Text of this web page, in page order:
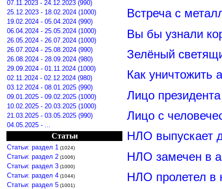
07.11.2023 - 24.12.2023 (990)
25.12.2023 - 18.02.2024 (1000)
19.02.2024 - 05.04.2024 (990)
06.04.2024 - 25.05.2024 (1000)
26.05.2024 - 26.07.2024 (1000)
26.07.2024 - 25.08.2024 (990)
26.08.2024 - 28.09.2024 (980)
29.09.2024 - 01.11.2024 (1000)
02.11.2024 - 02.12.2024 (980)
03.12.2024 - 08.01.2025 (990)
09.01.2025 - 09.02.2025 (1000)
10.02.2025 - 20.03.2025 (1000)
21.03.2025 - 03.05.2025 (990)
04.05.2025 - ...
Статьи
Статьи: раздел 1 (1024)
Статьи: раздел 2 (1006)
Статьи: раздел 3 (1000)
Статьи: раздел 4 (1044)
Статьи: раздел 5 (1001)
Встреча с
Вы бы узнали
Зелёный
Как уничтожить
Лицо
Лицо с
НЛО выпускает
НЛО замечен в
НЛО пролетел в